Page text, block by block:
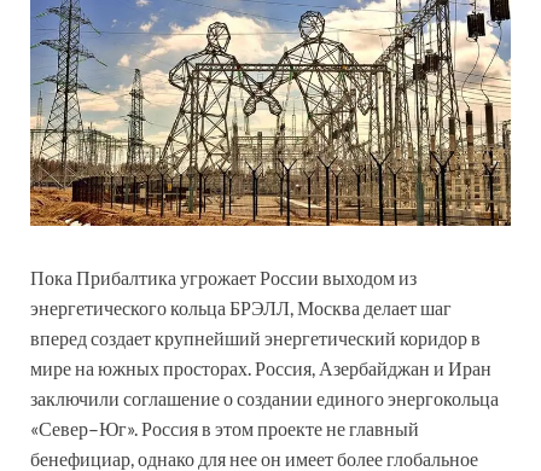
Пока Прибалтика угрожает России выходом из
энергетического кольца БРЭЛЛ, Москва делает шаг
вперед создает крупнейший энергетический коридор в
мире на южных просторах. Россия, Азербайджан и Иран
заключили соглашение о создании единого энергокольца
«Север–Юг». Россия в этом проекте не главный
бенефициар, однако для нее он имеет более глобальное